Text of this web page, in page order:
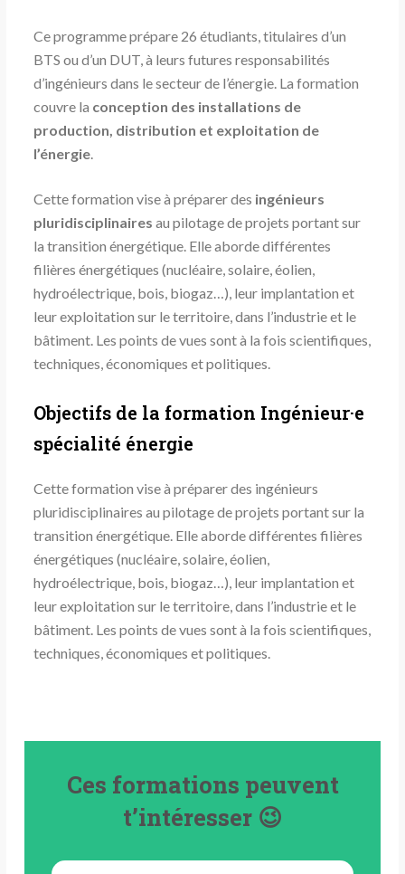
Ce programme prépare 26 étudiants, titulaires d’un
BTS ou d’un DUT, à leurs futures responsabilités
d’ingénieurs dans le secteur de l’énergie. La formation
couvre la conception des installations de
production, distribution et exploitation de
l’énergie.
Cette formation vise à préparer des ingénieurs
pluridisciplinaires au pilotage de projets portant sur
la transition énergétique. Elle aborde différentes
filières énergétiques (nucléaire, solaire, éolien,
hydroélectrique, bois, biogaz…), leur implantation et
leur exploitation sur le territoire, dans l’industrie et le
bâtiment. Les points de vues sont à la fois scientifiques,
techniques, économiques et politiques.
Objectifs de la formation Ingénieur·e
spécialité énergie
Cette formation vise à préparer des ingénieurs
pluridisciplinaires au pilotage de projets portant sur la
transition énergétique. Elle aborde différentes filières
énergétiques (nucléaire, solaire, éolien,
hydroélectrique, bois, biogaz…), leur implantation et
leur exploitation sur le territoire, dans l’industrie et le
bâtiment. Les points de vues sont à la fois scientifiques,
techniques, économiques et politiques.
Ces formations peuvent
t’intéresser 😉